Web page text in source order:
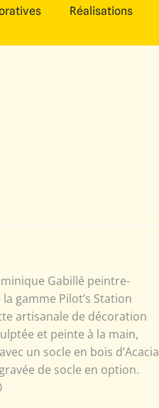
Réalisations
Gabillé peintre-
gamme Pilot’s Station
artisanale de décoration
et peinte à la main,
un socle en bois d’Acacia
de socle en option.